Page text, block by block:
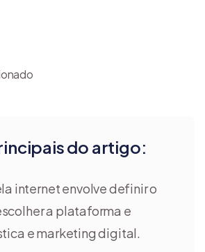
do artigo:
internet envolve definir o
a plataforma e
e marketing digital.